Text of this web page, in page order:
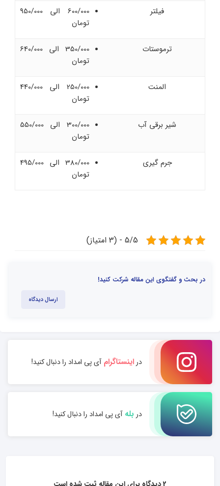
فیلتر
600/000 الی 950/000
تومان
ترموستات
350/000 الی 640/000
تومان
المنت
250/000 الی 440/000
تومان
شیر برقی آب
300/000 الی 550/000
تومان
جرم گیری
380/000 الی 495/000
تومان
5/5 - (3 امتیاز)
در بحث و گفتگوی این مقاله شرکت کنید!
ارسال دیدگاه
دراینستاگرامآی پی امداد را دنبال کنید!
در بلهآی پی امداد را دنبال کنید!